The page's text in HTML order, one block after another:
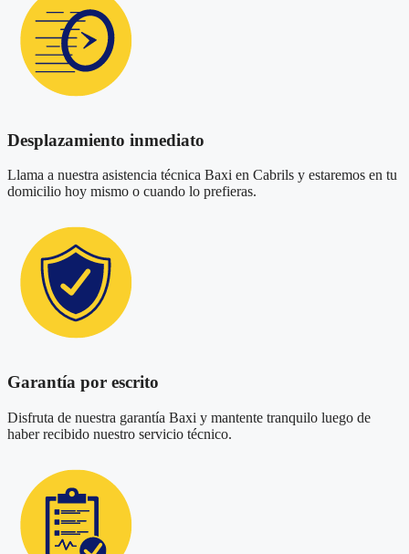
Desplazamiento inmediato
Llama a nuestra asistencia técnica Baxi en Cabrils y estaremos en tu
domicilio hoy mismo o cuando lo prefieras.
Garantía por escrito
Disfruta de nuestra garantía Baxi y mantente tranquilo luego de
haber recibido nuestro servicio técnico.